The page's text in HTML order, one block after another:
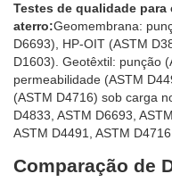
Testes de qualidade
aterro:Geomembrana:
D6693), HP-OIT (ASTM
D1603). Geotêxtil: punção
permeabilidade (ASTM
(ASTM D4716) sob carga
D4833, ASTM D6693,
ASTM D4491, ASTM D4716.
Comparação de